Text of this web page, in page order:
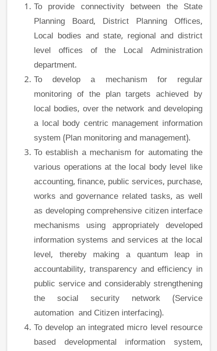
To provide connectivity between the State
Planning Board, District Planning Offices,
Local bodies and state, regional and district
level offices of the Local Administration
department.
To develop a mechanism for regular
monitoring of the plan targets achieved by
local bodies, over the network and developing
a local body centric management information
system (Plan monitoring and management).
To establish a mechanism for automating the
various operations at the local body level like
accounting, finance, public services, purchase,
works and governance related tasks, as well
as developing comprehensive citizen interface
mechanisms using appropriately developed
information systems and services at the local
level, thereby making a quantum leap in
accountability, transparency and efficiency in
public service and considerably strengthening
the social security network (Service
automation and Citizen interfacing).
To develop an integrated micro level resource
based developmental information system,